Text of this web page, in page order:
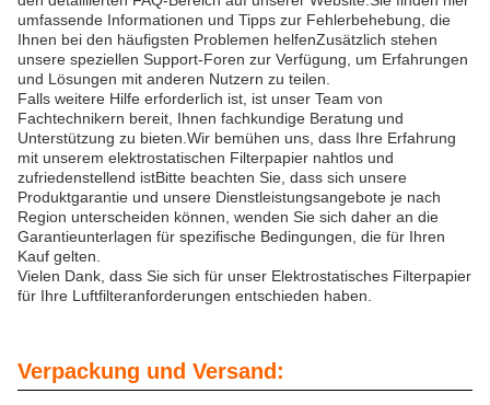
umfassende Informationen und Tipps zur Fehlerbehebung, die
Ihnen bei den häufigsten Problemen helfenZusätzlich stehen
unsere speziellen Support-Foren zur Verfügung, um Erfahrungen
und Lösungen mit anderen Nutzern zu teilen.
Falls weitere Hilfe erforderlich ist, ist unser Team von
Fachtechnikern bereit, Ihnen fachkundige Beratung und
Unterstützung zu bieten.Wir bemühen uns, dass Ihre Erfahrung
mit unserem elektrostatischen Filterpapier nahtlos und
zufriedenstellend istBitte beachten Sie, dass sich unsere
Produktgarantie und unsere Dienstleistungsangebote je nach
Region unterscheiden können, wenden Sie sich daher an die
Garantieunterlagen für spezifische Bedingungen, die für Ihren
Kauf gelten.
Vielen Dank, dass Sie sich für unser Elektrostatisches Filterpapier
für Ihre Luftfilteranforderungen entschieden haben.
Verpackung und Versand: